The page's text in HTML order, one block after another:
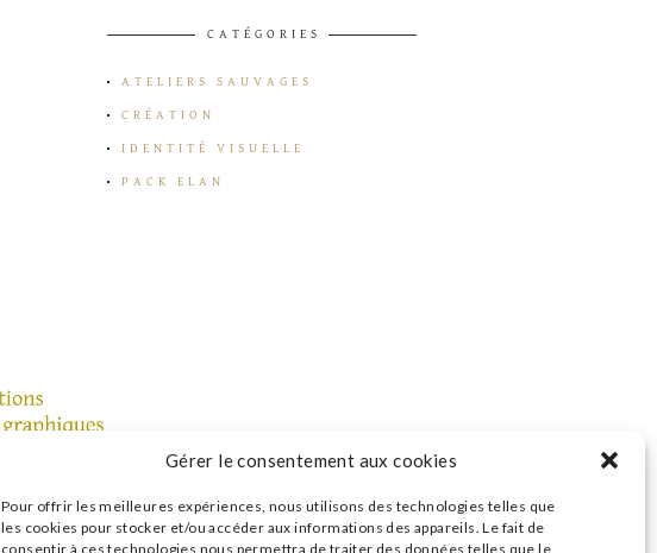
Gérer le consentement aux cookies
Pour offrir les meilleures expériences, nous utilisons des technologies telles que
les cookies pour stocker et/ou accéder aux informations des appareils. Le fait de
consentir à ces technologies nous permettra de traiter des données telles que le
CATÉGORIES
ATELIERS SAUVAGES
CRÉATION
IDENTITÉ VISUELLE
PACK ELAN